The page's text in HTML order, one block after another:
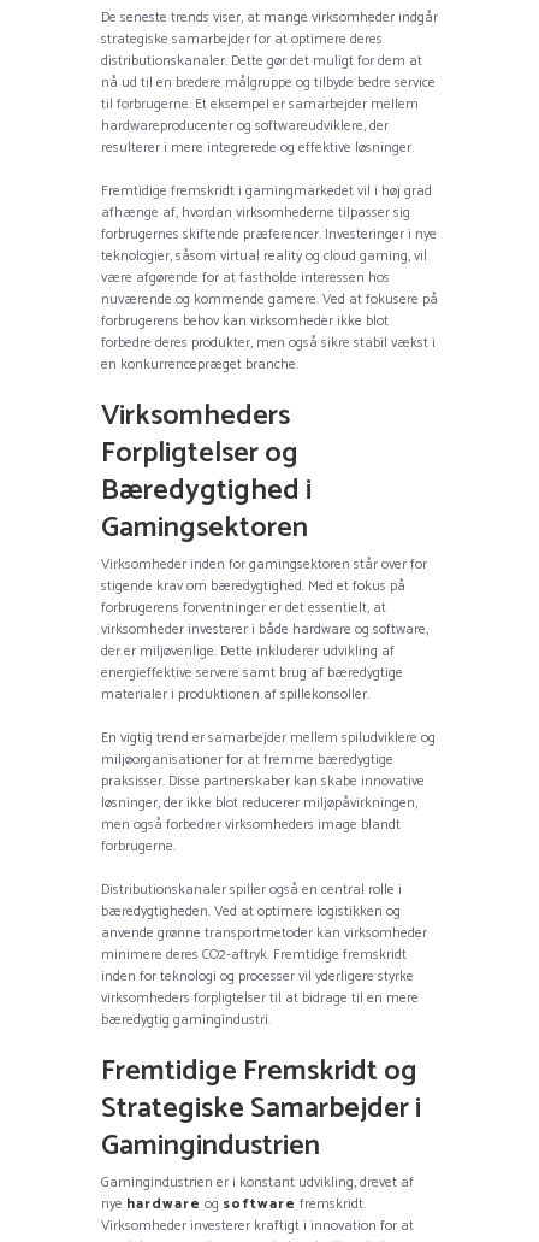
De seneste trends viser, at mange virksomheder indgår
strategiske samarbejder for at optimere deres
distributionskanaler. Dette gør det muligt for dem at
nå ud til en bredere målgruppe og tilbyde bedre service
til forbrugerne. Et eksempel er samarbejder mellem
hardwareproducenter og softwareudviklere, der
resulterer i mere integrerede og effektive løsninger.
Fremtidige fremskridt i gamingmarkedet vil i høj grad
afhænge af, hvordan virksomhederne tilpasser sig
forbrugernes skiftende præferencer. Investeringer i nye
teknologier, såsom virtual reality og cloud gaming, vil
være afgørende for at fastholde interessen hos
nuværende og kommende gamere. Ved at fokusere på
forbrugerens behov kan virksomheder ikke blot
forbedre deres produkter, men også sikre stabil vækst i
en konkurrencepræget branche.
Virksomheders
Forpligtelser og
Bæredygtighed i
Gamingsektoren
Virksomheder inden for gamingsektoren står over for
stigende krav om bæredygtighed. Med et fokus på
forbrugerens forventninger er det essentielt, at
virksomheder investerer i både hardware og software,
der er miljøvenlige. Dette inkluderer udvikling af
energieffektive servere samt brug af bæredygtige
materialer i produktionen af spillekonsoller.
En vigtig trend er samarbejder mellem spiludviklere og
miljøorganisationer for at fremme bæredygtige
praksisser. Disse partnerskaber kan skabe innovative
løsninger, der ikke blot reducerer miljøpåvirkningen,
men også forbedrer virksomheders image blandt
forbrugerne.
Distributionskanaler spiller også en central rolle i
bæredygtigheden. Ved at optimere logistikken og
anvende grønne transportmetoder kan virksomheder
minimere deres CO2-aftryk. Fremtidige fremskridt
inden for teknologi og processer vil yderligere styrke
virksomheders forpligtelser til at bidrage til en mere
bæredygtig gamingindustri.
Fremtidige Fremskridt og
Strategiske Samarbejder i
Gamingindustrien
Gamingindustrien er i konstant udvikling, drevet af
nye hardware og software fremskridt.
Virksomheder investerer kraftigt i innovation for at